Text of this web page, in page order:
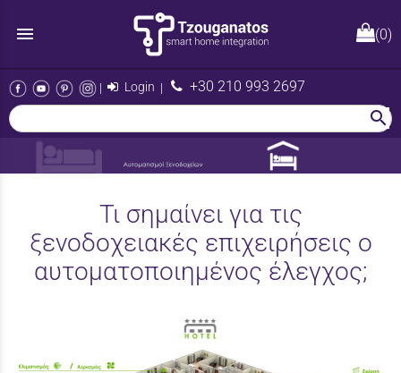
menu (0)
| Login | +30 210 993 2697
search
Τι σημαίνει για τις
ξενοδοχειακές επιχειρήσεις ο
αυτοματοποιημένος έλεγχος;